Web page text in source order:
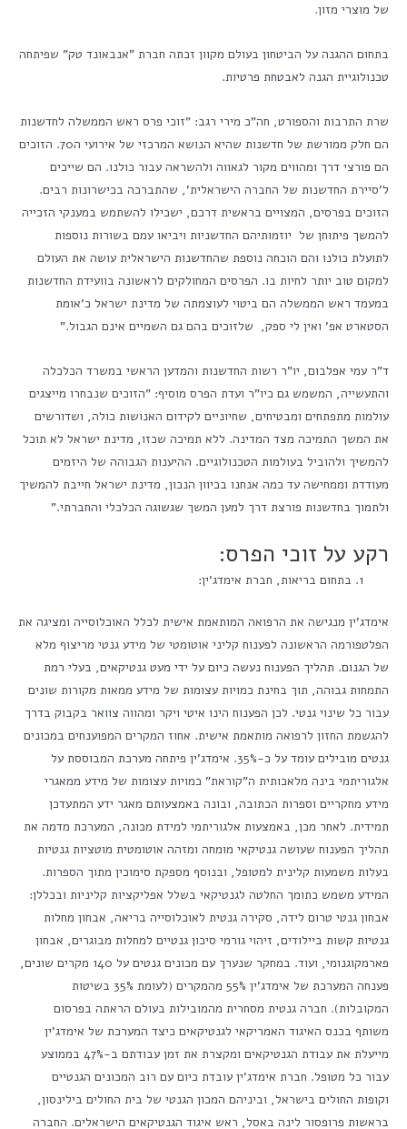
של מוצרי מזון.
בתחום ההגנה על הביטחון בעולם מקוון זכתה חברת "אנבאונד טק" שפיתחה
טכנולוגיית הגנה לאבטחת פרטיות.
שרת התרבות והספורט, חה"כ מירי רגב: "זוכי פרס ראש הממשלה לחדשנות
הם חלק ממורשת של חדשנות שהיא הנושא המרכזי של אירועי ה70. הזוכים
הם פורצי דרך ומהווים מקור לגאווה ולהשראה עבור כולנו. הם שייכים
ל'סיירת החדשנות של החברה הישראלית', שהתברכה בכישרונות רבים.
הזוכים בפרסים, המצויים בראשית דרכם, ישכילו להשתמש במענקי הזכייה
להמשך פיתוחן של יוזמותיהם החדשניות ויביאו עמם בשורות נוספות
לתועלת כולנו והם הוכחה נוספת שהחדשנות הישראלית עושה את העולם
למקום טוב יותר לחיות בו. הפרסים המחולקים לראשונה בוועידת החדשנות
במעמד ראש הממשלה הם ביטוי לעוצמתה של מדינת ישראל כ'אומת
הסטארט אפ' ואין לי ספק, שלזוכים בהם גם השמיים אינם הגבול."
ד"ר עמי אפלבום, יו"ר רשות החדשנות והמדען הראשי במשרד הכלכלה
והתעשייה, המשמש גם כיו"ר ועדת הפרס מוסיף: "הזוכים שנבחרו מייצגים
עולמות מתפתחים ומבטיחים, שחיוניים לקידום האנושות כולה, ושדורשים
את המשך התמיכה מצד המדינה. ללא תמיכה שכזו, מדינת ישראל לא תוכל
להמשיך ולהוביל בעולמות הטכנולוגיים. ההיענות הגבוהה של היזמים
מעודדת וממחישה עד כמה אנחנו בכיוון הנכון, מדינת ישראל חייבת להמשיך
ולתמוך בחדשנות פורצת דרך למען המשך שגשוגה הכלכלי והחברתי."
רקע על זוכי הפרס:
בתחום בריאות, חברת אימדג'ין:
אימדג'ין מנגישה את הרפואה המותאמת אישית לכלל האוכלוסייה ומציגה את
הפלטפורמה הראשונה לפענוח קליני אוטומטי של מידע גנטי מריצוף מלא
של הגנום. תהליך הפענוח נעשה כיום על ידי מעט גנטיקאים, בעלי רמת
התמחות גבוהה, תוך בחינת כמויות עצומות של מידע ממאות מקורות שונים
עבור כל שינוי גנטי. לכן הפענוח הינו איטי ויקר ומהווה צוואר בקבוק בדרך
להגשמת החזון לרפואה מותאמת אישית. אחוז המקרים המפוענחים במכונים
גנטים מובילים עומד על כ-35%. אימדג'ין פיתחה מערכת המבוססת על
אלגוריתמי בינה מלאכותית ה"קוראת" כמויות עצומות של מידע ממאגרי
מידע מחקריים וספרות הכתובה, ובונה באמצעותם מאגר ידע המתעדכן
תמידית. לאחר מכן, באמצעות אלגוריתמי למידת מכונה, המערכת מדמה את
תהליך הפענוח שעושה גנטיקאי מומחה ומזהה אוטומטית מוטציות גנטיות
בעלות משמעות קלינית למטופל, ובנוסף מספקת סימוכין מתוך הספרות.
המידע משמש כתומך החלטה לגנטיקאי בשלל אפליקציות קליניות ובכללן:
אבחון גנטי טרום לידה, סקירה גנטית לאוכלוסייה בריאה, אבחון מחלות
גנטיות קשות ביילודים, זיהוי גורמי סיכון גנטיים למחלות מבוגרים, אבחון
פארמקוגנומי, ועוד. במחקר שנערך עם מכונים גנטים על 140 מקרים שונים,
פענחה המערכת של אימדג'ין 55% מהמקרים (לעומת 35% בשיטות
המקובלות). חברה גנטית מסחרית מהמובילות בעולם הראתה בפרסום
משותף בכנס האיגוד האמריקאי לגנטיקאים כיצד המערכת של אימדג'ין
מייעלת את עבודת הגנטיקאים ומקצרת את זמן עבודתם ב-47% בממוצע
עבור כל מטופל. חברת אימדג'ין עובדת כיום עם רוב המכונים הגנטיים
וקופות החולים בישראל, וביניהם המכון הגנטי של בית החולים בילינסון,
בראשות פרופסור לינה באסל, ראש איגוד הגנטיקאים הישראלים. החברה